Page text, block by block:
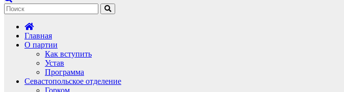
Главная
О партии
Как вступить
Устав
Программа
Севастопольское отделение
Горком